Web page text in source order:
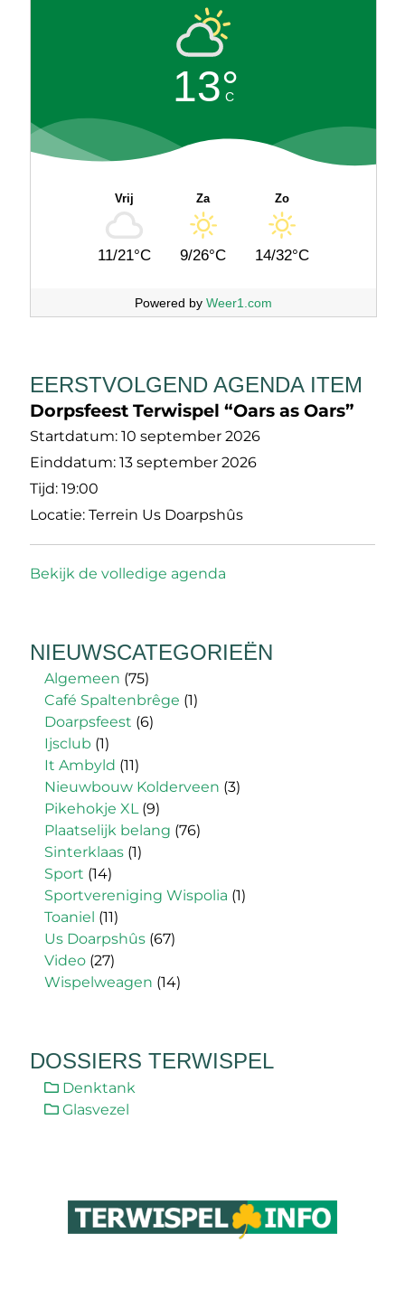
13°
C
Vrij
11/21°C
Za
9/26°C
Zo
14/32°C
Powered by Weer1.com
EERSTVOLGEND AGENDA ITEM
Dorpsfeest Terwispel “Oars as Oars”
Startdatum: 10 september 2026
Einddatum: 13 september 2026
Tijd: 19:00
Locatie: Terrein Us Doarpshûs
Bekijk de volledige agenda
NIEUWSCATEGORIEËN
Algemeen (75)
Café Spaltenbrêge (1)
Doarpsfeest (6)
Ijsclub (1)
It Ambyld (11)
Nieuwbouw Kolderveen (3)
Pikehokje XL(9)
Plaatselijk belang (76)
Sinterklaas (1)
Sport (14)
Sportvereniging Wispolia (1)
Toaniel (11)
Us Doarpshûs (67)
Video (27)
Wispelweagen (14)
DOSSIERS TERWISPEL
Denktank
Glasvezel